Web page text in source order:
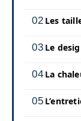
Les
Le
La